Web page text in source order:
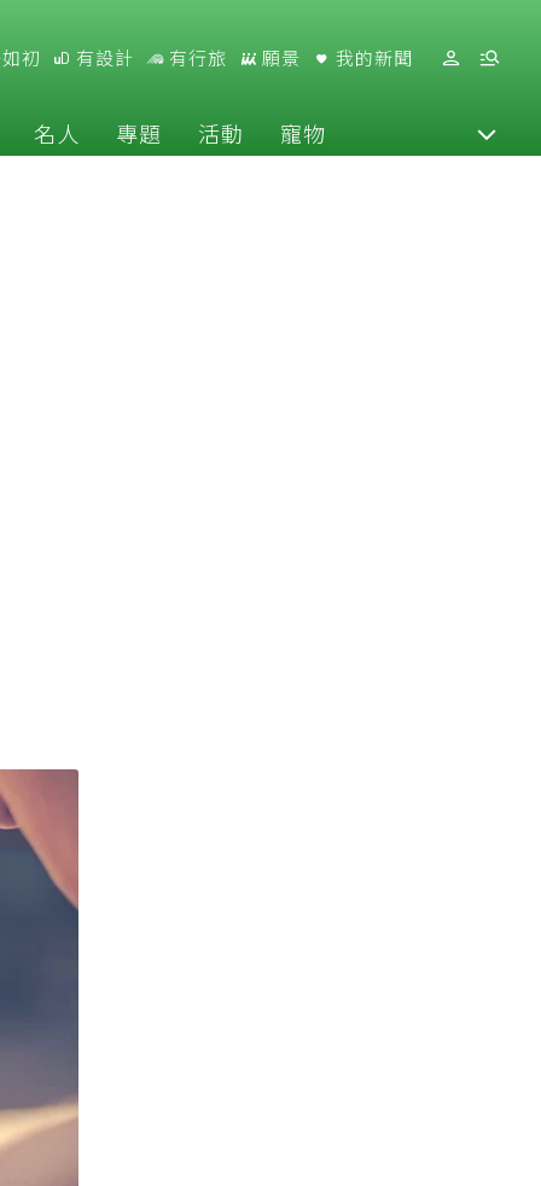
初 有設計 有行旅 願景 我的新聞
名人 專題 活動 寵物